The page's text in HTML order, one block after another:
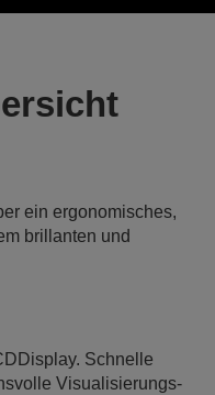
ein ergonomisches,
brillanten und
Schnelle
Visualisierungs-